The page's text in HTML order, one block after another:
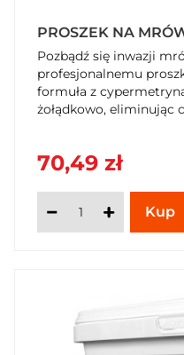
PROSZEK NA
Pozbądź się inwazji
profesjonalnemu
formuła z
żołądkowo, eliminując
tarasów i gospodarstw.
70,49 zł